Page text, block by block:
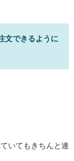
文できるように
いてもきちんと連